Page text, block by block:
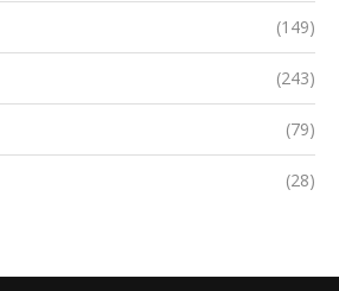
(149)
(243)
(79)
(28)